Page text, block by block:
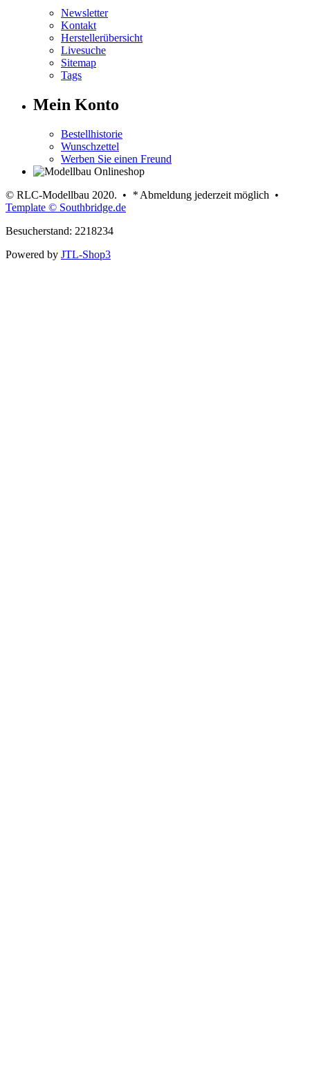
Newsletter
Kontakt
Herstellerübersicht
Livesuche
Sitemap
Tags
Mein Konto
Bestellhistorie
Wunschzettel
Werben Sie einen Freund
© RLC-Modellbau 2020. • * Abmeldung jederzeit möglich •
Template © Southbridge.de
Besucherstand: 2218234
Powered by JTL-Shop3